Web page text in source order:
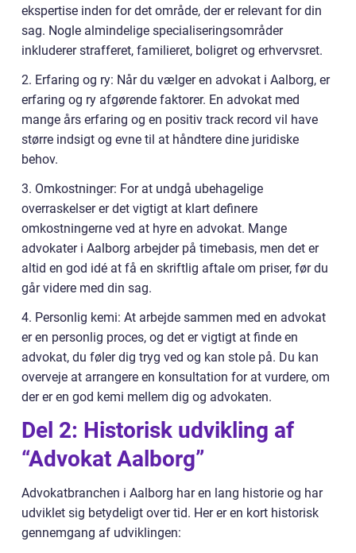
ekspertise inden for det område, der er relevant for din
sag. Nogle almindelige specialiseringsområder
inkluderer strafferet, familieret, boligret og erhvervsret.
2. Erfaring og ry: Når du vælger en advokat i Aalborg, er
erfaring og ry afgørende faktorer. En advokat med
mange års erfaring og en positiv track record vil have
større indsigt og evne til at håndtere dine juridiske
behov.
3. Omkostninger: For at undgå ubehagelige
overraskelser er det vigtigt at klart definere
omkostningerne ved at hyre en advokat. Mange
advokater i Aalborg arbejder på timebasis, men det er
altid en god idé at få en skriftlig aftale om priser, før du
går videre med din sag.
4. Personlig kemi: At arbejde sammen med en advokat
er en personlig proces, og det er vigtigt at finde en
advokat, du føler dig tryg ved og kan stole på. Du kan
overveje at arrangere en konsultation for at vurdere, om
der er en god kemi mellem dig og advokaten.
Del 2: Historisk udvikling af
“Advokat Aalborg”
Advokatbranchen i Aalborg har en lang historie og har
udviklet sig betydeligt over tid. Her er en kort historisk
gennemgang af udviklingen: